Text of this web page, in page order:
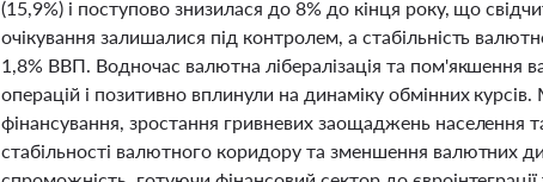
(15,9%) і поступово знизилася до 8% до кінця року, що
очікування залишалися під контролем, а стабільність
1,8% ВВП. Водночас валютна лібералізація та
операцій і позитивно вплинули на динаміку обмінних курсів.
фінансування, зростання гривневих заощаджень населення
стабільності валютного коридору та зменшення валютних